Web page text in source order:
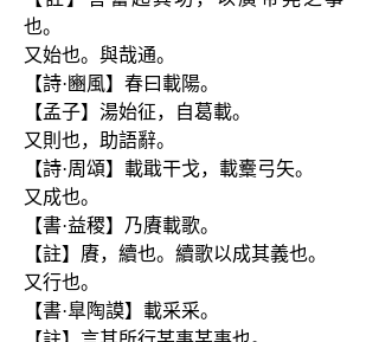
也。
又始也。與哉通。
【詩·豳風】春曰載陽。
【孟子】湯始征，自葛載。
又則也，助語辭。
【詩·周頌】載戢干戈，載櫜弓矢。
又成也。
【書·益稷】乃賡載歌。
【註】賡，續也。續歌以成其義也。
又行也。
【書·臯陶謨】載采采。